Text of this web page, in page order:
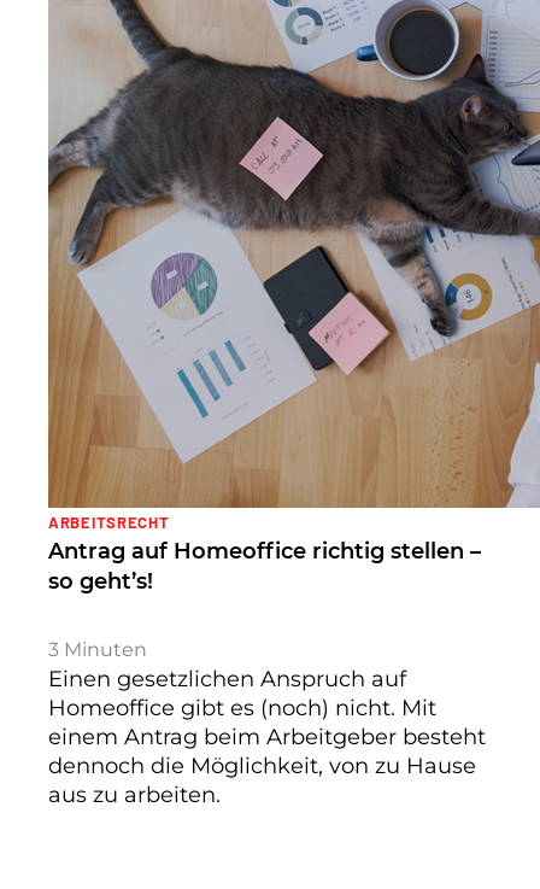
ARBEITSRECHT
Antrag auf Homeoffice richtig stellen –
so geht’s!
3 Minuten
Einen gesetzlichen Anspruch auf
Homeoffice gibt es (noch) nicht. Mit
einem Antrag beim Arbeitgeber besteht
dennoch die Möglichkeit, von zu Hause
aus zu arbeiten.